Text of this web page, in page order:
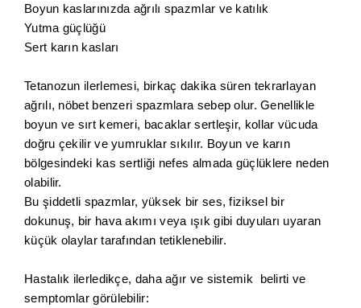
Boyun kaslarınızda ağrılı spazmlar ve katılık
Yutma güçlüğü
Sert karın kasları
Tetanozun ilerlemesi, birkaç dakika süren tekrarlayan
ağrılı, nöbet benzeri spazmlara sebep olur. Genellikle
boyun ve sırt kemeri, bacaklar sertleşir, kollar vücuda
doğru çekilir ve yumruklar sıkılır. Boyun ve karın
bölgesindeki kas sertliği nefes almada güçlüklere neden
olabilir.
Bu şiddetli spazmlar, yüksek bir ses, fiziksel bir
dokunuş, bir hava akımı veya ışık gibi duyuları uyaran
küçük olaylar tarafından tetiklenebilir.
Hastalık ilerledikçe, daha ağır ve sistemik belirti ve
semptomlar görülebilir: